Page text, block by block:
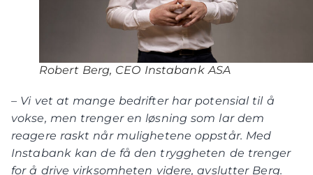
Robert Berg, CEO Instabank ASA
– Vi vet at mange bedrifter har potensial til å
vokse, men trenger en løsning som lar dem
reagere raskt når mulighetene oppstår. Med
Instabank kan de få den tryggheten de trenger
for å drive virksomheten videre, avslutter Berg.